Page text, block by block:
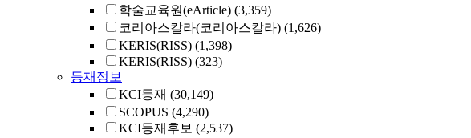
학술교육원(eArticle) (3,359)
코리아스칼라(코리아스칼라) (1,626)
KERIS(RISS) (1,398)
KERIS(RISS) (323)
등재정보
KCI등재 (30,149)
SCOPUS (4,290)
KCI등재후보 (2,537)